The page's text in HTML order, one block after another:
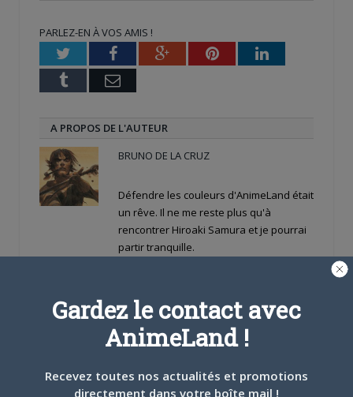
fenêtre) fenêtre) nouvelle
fenêtre)
PARLEZ-EN À VOS AMIS !
TwitterFacebookGoogle+PinterestLinkedIn
Tumblr Email
A PROPOS DE L'AUTEUR
BRUNO DE LA CRUZ
Défendre les couleurs d'AnimeLand était
un rêve. Il ne me reste plus qu'à
rencontrer Hiroaki Samura et je pourrai
partir tranquille.
5 AOÛT 2026 0
Gardez le contact avec
AnimeLand !
Recevez toutes nos actualités et promotions
directement dans votre boîte mail !